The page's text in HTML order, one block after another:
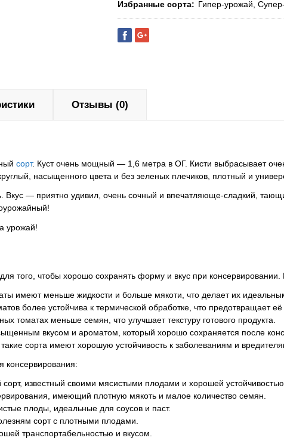
Избранные сорта
Гипер-урожай,
сорт. Куст очень мощный — 1,6 метра в ОГ. Кисти выбрасывает
насыщенного цвета и без зеленых плечиков, плотный и
Вкус — приятно удивил, очень сочный и впечатляюще-сладкий,
урожай!
того, чтобы хорошо сохранять форму и вкус при консервировании.
имеют меньше жидкости и больше мякоти, что делает их
более устойчива к термической обработке, что предотвращает
томатах меньше семян, что улучшает текстуру готового продукта.
вкусом и ароматом, который хорошо сохраняется после
сорта имеют хорошую устойчивость к заболеваниям и
консервирования:
сорт, известный своими мясистыми плодами и хорошей
имеющий плотную мякоть и малое количество семян.
плоды, идеальные для соусов и паст.
сорт с плотными плодами.
транспортабельностью и вкусом.
Отзывы (0)